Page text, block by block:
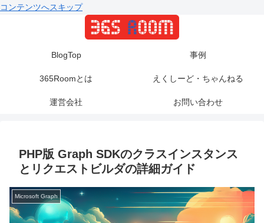
コンテンツへスキップ
BlogTop 事例
365Roomとは えくしーど・ちゃんねる
運営会社 お問い合わせ
PHP版 Graph SDKのクラスインスタンス
とリクエストビルダの詳細ガイド
Microsoft Graph